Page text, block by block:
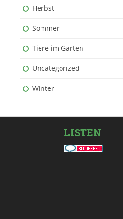
Herbst
Sommer
Tiere im Garten
Uncategorized
Winter
LISTEN